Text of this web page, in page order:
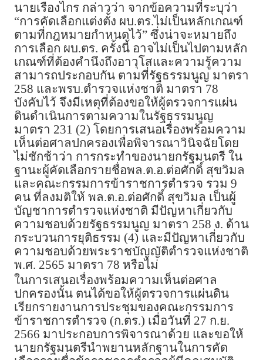
นายเรืองไกร กล่าวว่า จากข้อความที่ระบุว่า
“การคัดเลือกแต่งตั้ง ผบ.ตร.ไม่เป็นหลักเกณฑ์
ตามที่กฎหมายกำหนดไว้” ซึ่งน่าจะหมายถึง
การเลือก ผบ.ตร. ครั้งนี้ อาจไม่เป็นไปตามหลัก
เกณฑ์ที่ต้องคำนึงถึงอาวุโสและความรู้ความ
สามารถประกอบกัน ตามที่รัฐธรรมนูญ มาตรา
258 และพรบ.ตำรวจแห่งชาติ มาตรา 78
บังคับไว้ จึงมีเหตุที่ต้องขอให้ผู้ตรวจการแผ่น
ดินดำเนินการตามความในรัฐธรรมนูญ
มาตรา 231 (2) โดยการเสนอเรื่องพร้อมความ
เห็นต่อศาลปกครองเพื่อพิจารณาวินิจฉัยโดย
ไม่ชักช้าว่า การกระทำของนายกรัฐมนตรี ใน
ฐานะผู้คัดเลือกรายชื่อพล.ต.อ.ต่อศักดิ์ สุขวิมล
และคณะกรรมการข้าราชการตำรวจ รวม 9
คน ที่ลงมติให้ พล.ต.อ.ต่อศักดิ์ สุขวิมล เป็นผู้
บัญชาการตำรวจแห่งชาติ มีปัญหาเกี่ยวกับ
ความชอบด้วยรัฐธรรมนูญ มาตรา 258 ง. ด้าน
กระบวนการยุติธรรม (4) และมีปัญหาเกี่ยวกับ
ความชอบด้วยพระราชบัญญัติตำรวจแห่งชาติ
พ.ศ. 2565 มาตรา 78 หรือไม่
ในการเสนอเรื่องพร้อมความเห็นต่อศาล
ปกครองนั้น ตนได้ขอให้ผู้ตรวจการแผ่นดิน
เรียกรายงานการประชุมของคณะกรรมการ
ข้าราชการตำรวจ (ก.ตร.) เมื่อวันที่ 27 ก.ย.
2566 มาประกอบการพิจารณาด้วย และขอให้
นายกรัฐมนตรีนำพยานหลักฐานในการคัด